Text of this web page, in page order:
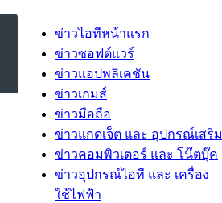
ข่าวไอทีหน้าแรก
ข่าวซอฟต์แวร์
ข่าวแอปพลิเคชัน
ข่าวเกมส์
ข่าวมือถือ
ข่าวแกดเจ็ต และ อุปกรณ์เสริม
ข่าวคอมพิวเตอร์ และ โน๊ตบุ๊ค
ข่าวอุปกรณ์ไอที และ เครื่อง
ใช้ไฟฟ้า